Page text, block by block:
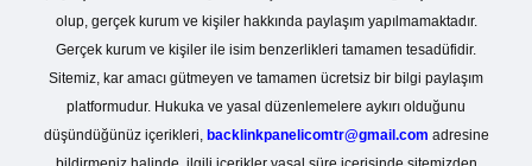
olup, gerçek kurum ve kişiler hakkında paylaşım yapılmamaktadır.
Gerçek kurum ve kişiler ile isim benzerlikleri tamamen tesadüfidir.
Sitemiz, kar amacı gütmeyen ve tamamen ücretsiz bir bilgi paylaşım
platformudur. Hukuka ve yasal düzenlemelere aykırı olduğunu
düşündüğünüz içerikleri, backlinkpanelicomtr@gmail.com adresine